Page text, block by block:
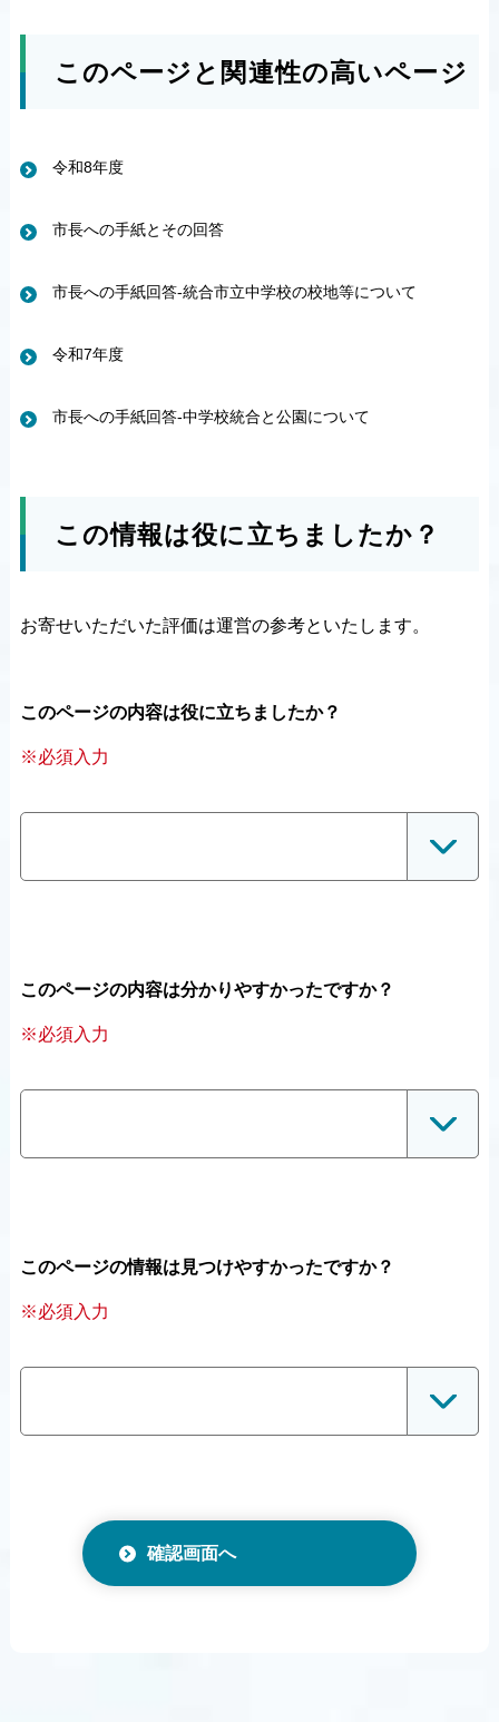
このページと関連性の高いページ
令和8年度
市長への手紙とその回答
市長への手紙回答-統合市立中学校の校地等について
令和7年度
市長への手紙回答-中学校統合と公園について
この情報は役に立ちましたか？
お寄せいただいた評価は運営の参考といたします。
このページの内容は役に立ちましたか？
※必須入力
このページの内容は分かりやすかったですか？
※必須入力
このページの情報は見つけやすかったですか？
※必須入力